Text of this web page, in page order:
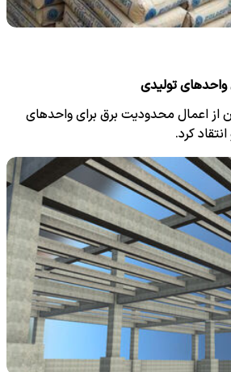
واحدهای تولیدی
از اعمال محدودیت برق برای واحدهای
کرد.